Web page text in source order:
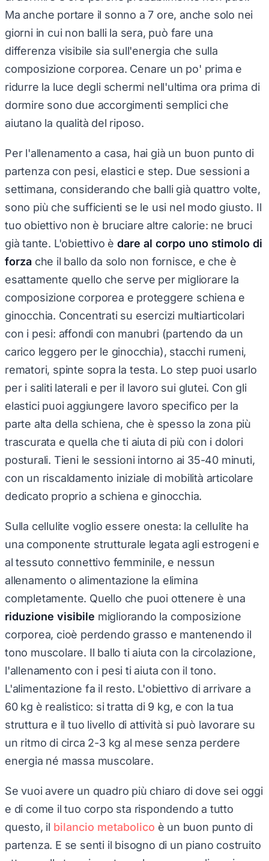
Ma anche portare il sonno a 7 ore, anche solo nei
giorni in cui non balli la sera, può fare una
differenza visibile sia sull'energia che sulla
composizione corporea. Cenare un po' prima e
ridurre la luce degli schermi nell'ultima ora prima di
dormire sono due accorgimenti semplici che
aiutano la qualità del riposo.
Per l'allenamento a casa, hai già un buon punto di
partenza con pesi, elastici e step. Due sessioni a
settimana, considerando che balli già quattro volte,
sono più che sufficienti se le usi nel modo giusto. Il
tuo obiettivo non è bruciare altre calorie: ne bruci
già tante. L'obiettivo è dare al corpo uno stimolo di
forza che il ballo da solo non fornisce, e che è
esattamente quello che serve per migliorare la
composizione corporea e proteggere schiena e
ginocchia. Concentrati su esercizi multiarticolari
con i pesi: affondi con manubri (partendo da un
carico leggero per le ginocchia), stacchi rumeni,
rematori, spinte sopra la testa. Lo step puoi usarlo
per i saliti laterali e per il lavoro sui glutei. Con gli
elastici puoi aggiungere lavoro specifico per la
parte alta della schiena, che è spesso la zona più
trascurata e quella che ti aiuta di più con i dolori
posturali. Tieni le sessioni intorno ai 35-40 minuti,
con un riscaldamento iniziale di mobilità articolare
dedicato proprio a schiena e ginocchia.
Sulla cellulite voglio essere onesta: la cellulite ha
una componente strutturale legata agli estrogeni e
al tessuto connettivo femminile, e nessun
allenamento o alimentazione la elimina
completamente. Quello che puoi ottenere è una
riduzione visibile migliorando la composizione
corporea, cioè perdendo grasso e mantenendo il
tono muscolare. Il ballo ti aiuta con la circolazione,
l'allenamento con i pesi ti aiuta con il tono.
L'alimentazione fa il resto. L'obiettivo di arrivare a
60 kg è realistico: si tratta di 9 kg, e con la tua
struttura e il tuo livello di attività si può lavorare su
un ritmo di circa 2-3 kg al mese senza perdere
energia né massa muscolare.
Se vuoi avere un quadro più chiaro di dove sei oggi
e di come il tuo corpo sta rispondendo a tutto
questo, il bilancio metabolico è un buon punto di
partenza. E se senti il bisogno di un piano costruito